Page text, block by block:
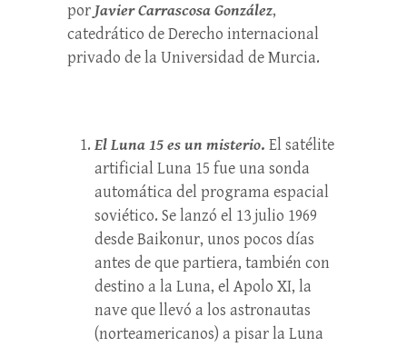
por Javier Carrascosa González,
catedrático de Derecho internacional
privado de la Universidad de Murcia.
El Luna 15 es un misterio. El satélite
artificial Luna 15 fue una sonda
automática del programa espacial
soviético. Se lanzó el 13 julio 1969
desde Baikonur, unos pocos días
antes de que partiera, también con
destino a la Luna, el Apolo XI, la
nave que llevó a los astronautas
(norteamericanos) a pisar la Luna